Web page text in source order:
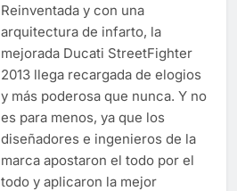
Reinventada y con una
arquitectura de infarto, la
mejorada Ducati StreetFighter
2013 llega recargada de elogios
y más poderosa que nunca. Y no
es para menos, ya que los
diseñadores e ingenieros de la
marca apostaron el todo por el
todo y aplicaron la mejor